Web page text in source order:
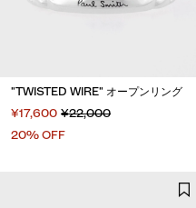
"TWISTED WIRE" オープンリング
¥17,600 ¥22,000
20% OFF